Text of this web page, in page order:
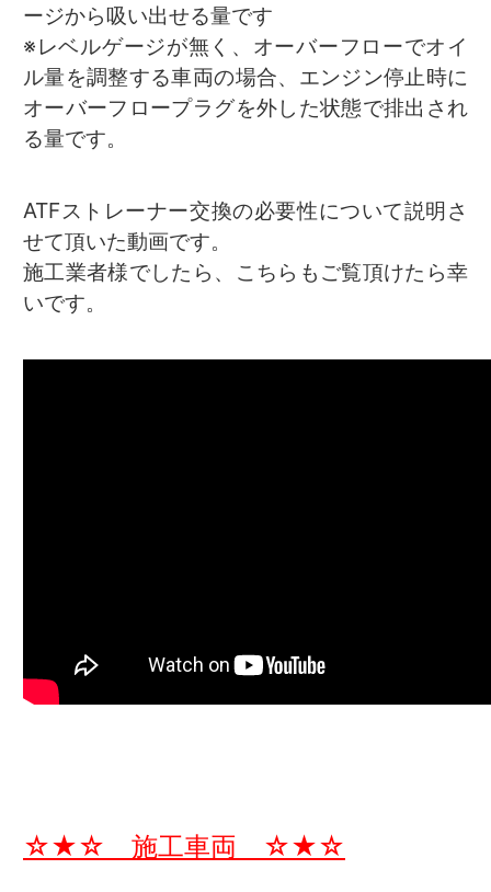
ージから吸い出せる量です
※レベルゲージが無く、オーバーフローでオイ
ル量を調整する車両の場合、エンジン停止時に
オーバーフロープラグを外した状態で排出され
る量です。
ATFストレーナー交換の必要性について説明さ
せて頂いた動画です。
施工業者様でしたら、こちらもご覧頂けたら幸
いです。
☆★☆ 施工車両 ☆★☆